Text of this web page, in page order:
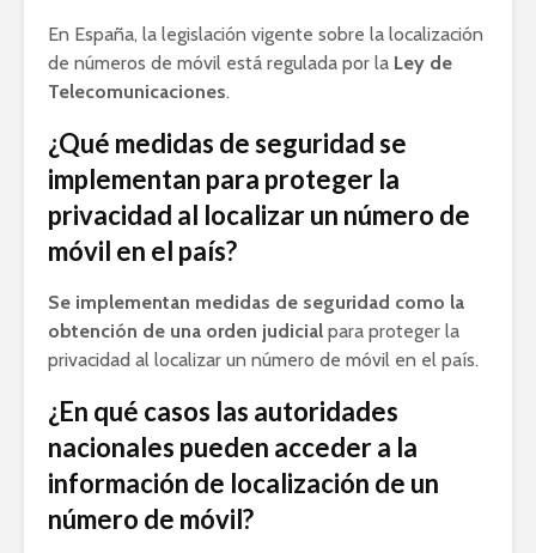
En España, la legislación vigente sobre la localización
de números de móvil está regulada por la Ley de
Telecomunicaciones.
¿Qué medidas de seguridad se
implementan para proteger la
privacidad al localizar un número de
móvil en el país?
Se implementan medidas de seguridad como la
obtención de una orden judicial para proteger la
privacidad al localizar un número de móvil en el país.
¿En qué casos las autoridades
nacionales pueden acceder a la
información de localización de un
número de móvil?